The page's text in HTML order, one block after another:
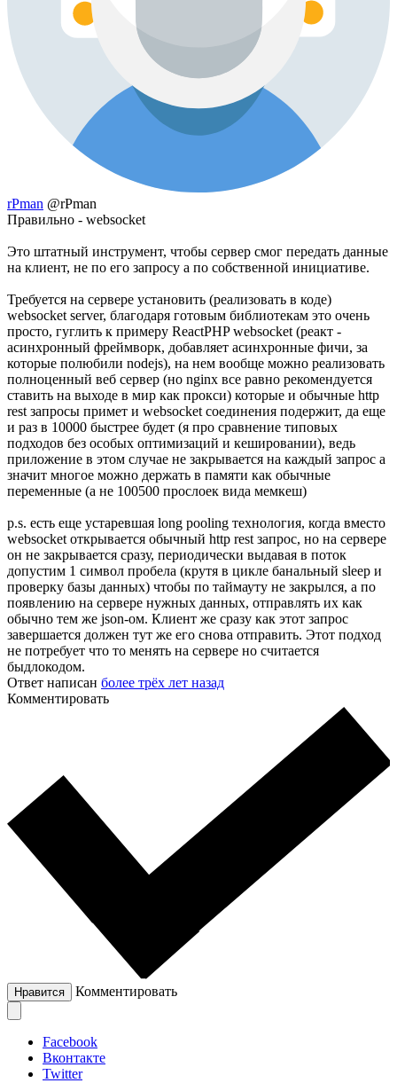
rPman @rPman
Правильно - websocket
Это штатный инструмент, чтобы сервер смог передать данные
на клиент, не по его запросу а по собственной инициативе.
Требуется на сервере установить (реализовать в коде)
websocket server, благодаря готовым библиотекам это очень
просто, гуглить к примеру ReactPHP websocket (реакт -
асинхронный фреймворк, добавляет асинхронные фичи, за
которые полюбили nodejs), на нем вообще можно реализовать
полноценный веб сервер (но nginx все равно рекомендуется
ставить на выходе в мир как прокси) которые и обычные http
rest запросы примет и websocket соединения подержит, да еще
и раз в 10000 быстрее будет (я про сравнение типовых
подходов без особых оптимизаций и кешировании), ведь
приложение в этом случае не закрывается на каждый запрос а
значит многое можно держать в памяти как обычные
переменные (а не 100500 прослоек вида мемкеш)
p.s. есть еще устаревшая long pooling технология, когда вместо
websocket открывается обычный http rest запрос, но на сервере
он не закрывается сразу, периодически выдавая в поток
допустим 1 символ пробела (крутя в цикле банальный sleep и
проверку базы данных) чтобы по таймауту не закрылся, а по
появлению на сервере нужных данных, отправлять их как
обычно тем же json-ом. Клиент же сразу как этот запрос
завершается должен тут же его снова отправить. Этот подход
не потребует что то менять на сервере но считается
быдлокодом.
Ответ написан более трёх лет назад
Комментировать
Нравится Комментировать
Facebook
Вконтакте
Twitter